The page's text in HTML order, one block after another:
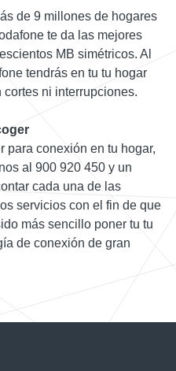
de 9 millones de hogares
te da las mejores
MB simétricos. Al
tendrás en tu tu hogar
ni interrupciones.
para conexión en tu hogar,
al 900 920 450 y un
cada una de las
servicios con el fin de que
más sencillo poner tu tu
de conexión de gran